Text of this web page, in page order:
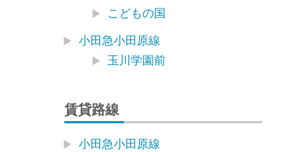
こどもの国
小田急小田原線
玉川学園前
賃貸路線
小田急小田原線